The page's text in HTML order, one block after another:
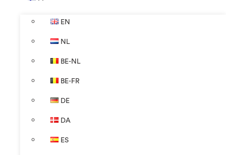
EN
NL
BE-NL
BE-FR
DE
DA
ES